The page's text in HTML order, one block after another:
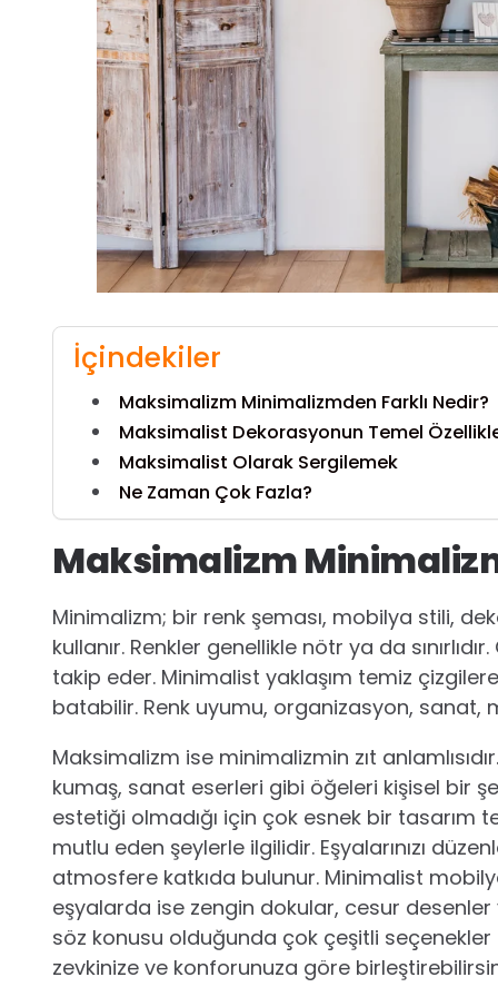
İçindekiler
Maksimalizm Minimalizmden Farklı Nedir?
Maksimalist Dekorasyonun Temel
Maksimalist Olarak Sergilemek
Ne Zaman Çok Fazla?
Maksimalizm
Minimalizm; bir renk şeması, mobilya stili,
kullanır. Renkler genellikle nötr ya da
takip eder. Minimalist yaklaşım temiz
batabilir. Renk uyumu, organizasyon,
Maksimalizm ise minimalizmin zıt
kumaş, sanat eserleri gibi öğeleri kişisel bir
estetiği olmadığı için çok esnek bir tasarım
mutlu eden şeylerle ilgilidir. Eşyalarınızı
atmosfere katkıda bulunur. Minimalist
eşyalarda ise zengin dokular, cesur
söz konusu olduğunda çok çeşitli
zevkinize ve konforunuza göre